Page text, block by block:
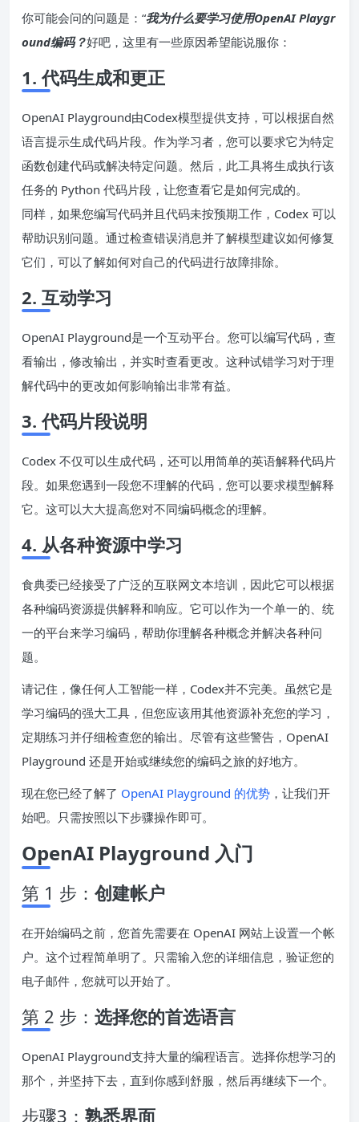
你可能会问的问题是：“我为什么要学习使用OpenAI Playgr
ound编码？好吧，这里有一些原因希望能说服你：
1. 代码生成和更正
OpenAI Playground由Codex模型提供支持，可以根据自然
语言提示生成代码片段。作为学习者，您可以要求它为特定
函数创建代码或解决特定问题。然后，此工具将生成执行该
任务的 Python 代码片段，让您查看它是如何完成的。
同样，如果您编写代码并且代码未按预期工作，Codex 可以
帮助识别问题。通过检查错误消息并了解模型建议如何修复
它们，可以了解如何对自己的代码进行故障排除。
2. 互动学习
OpenAI Playground是一个互动平台。您可以编写代码，查
看输出，修改输出，并实时查看更改。这种试错学习对于理
解代码中的更改如何影响输出非常有益。
3. 代码片段说明
Codex 不仅可以生成代码，还可以用简单的英语解释代码片
段。如果您遇到一段您不理解的代码，您可以要求模型解释
它。这可以大大提高您对不同编码概念的理解。
4. 从各种资源中学习
食典委已经接受了广泛的互联网文本培训，因此它可以根据
各种编码资源提供解释和响应。它可以作为一个单一的、统
一的平台来学习编码，帮助你理解各种概念并解决各种问
题。
请记住，像任何人工智能一样，Codex并不完美。虽然它是
学习编码的强大工具，但您应该用其他资源补充您的学习，
定期练习并仔细检查您的输出。尽管有这些警告，OpenAI
Playground 还是开始或继续您的编码之旅的好地方。
现在您已经了解了 OpenAI Playground 的优势 ，让我们开
始吧。只需按照以下步骤操作即可。
OpenAI Playground 入门
第 1 步： 创建帐户
在开始编码之前，您首先需要在 OpenAI 网站上设置一个帐
户。这个过程简单明了。只需输入您的详细信息，验证您的
电子邮件，您就可以开始了。
第 2 步： 选择您的首选语言
OpenAI Playground支持大量的编程语言。选择你想学习的
那个，并坚持下去，直到你感到舒服，然后再继续下一个。
步骤3： 熟悉界面